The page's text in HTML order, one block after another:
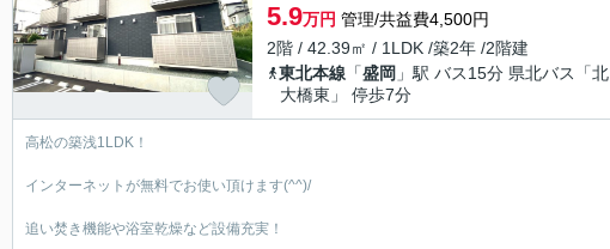
5.9万円 管理/共益費4,500円
2階 / 42.39㎡ / 1LDK /築2年 /2階建
東北本線 「盛岡 」駅 バス15分 県北バス「北
大橋東」 停歩7分
高松の築浅1LDK！
インターネットが無料でお使い頂けます(^^)/
追い焚き機能や浴室乾燥など設備充実！